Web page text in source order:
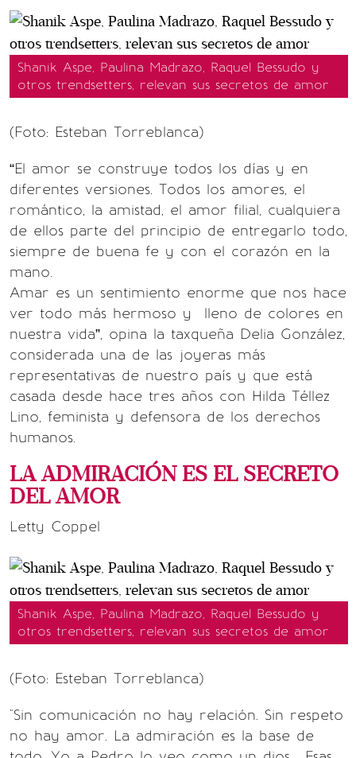
Shanik Aspe, Paulina Madrazo, Raquel Bessudo y
otros trendsetters, relevan sus secretos de amor
(Foto: Esteban Torreblanca)
“El amor se construye todos los días y en
diferentes versiones. Todos los amores, el
romántico, la amistad, el amor filial, cualquiera
de ellos parte del principio de entregarlo todo,
siempre de buena fe y con el corazón en la
mano.
Amar es un sentimiento enorme que nos hace
ver todo más hermoso y lleno de colores en
nuestra vida”, opina la taxqueña Delia González,
considerada una de las joyeras más
representativas de nuestro país y que está
casada desde hace tres años con Hilda Téllez
Lino, feminista y defensora de los derechos
humanos.
LA ADMIRACIÓN ES EL SECRETO
DEL AMOR
Letty Coppel
Shanik Aspe, Paulina Madrazo, Raquel Bessudo y
otros trendsetters, relevan sus secretos de amor
(Foto: Esteban Torreblanca)
"Sin comunicación no hay relación. Sin respeto
no hay amor. La admiración es la base de